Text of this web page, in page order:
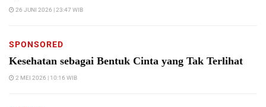
26 JUNI 2026 | 23:47 WIB
SPONSORED
Kesehatan sebagai Bentuk Cinta yang Tak Terlihat
2 MEI 2026 | 10:16 WIB